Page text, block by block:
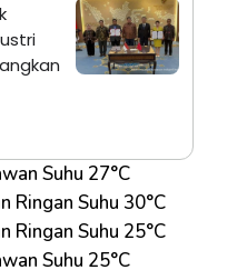
Suhu 27°C
Ringan Suhu 30°C
Ringan Suhu 25°C
Suhu 25°C